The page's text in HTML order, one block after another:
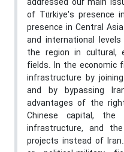
of Türkiye's presence
presence in Central
and international
the region in cultural,
fields. In the economic
infrastructure by
and by bypassing
advantages of the
Chinese capital,
infrastructure, and
projects instead of